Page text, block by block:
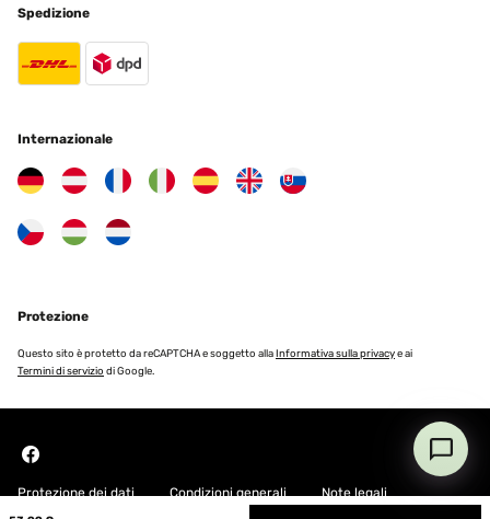
Spedizione
Internazionale
Protezione
Questo sito è protetto da reCAPTCHA e soggetto allaInformativa sulla privacye ai
Termini di servizio di Google.
Protezione dei dati Condizioni generali Note legali